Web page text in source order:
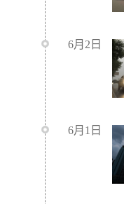
6月2日
6月1日